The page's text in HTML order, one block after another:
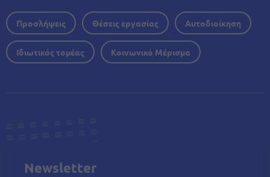
Προσλήψεις Θέσεις εργασίας Αυτοδιοίκηση
Ιδιωτικός τομέας Κοινωνικό Μέρισμα
Newsletter